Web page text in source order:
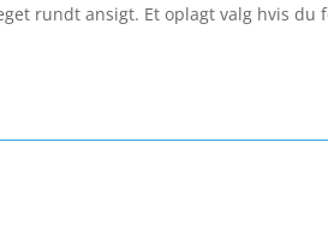
rundt ansigt. Et oplagt valg hvis du